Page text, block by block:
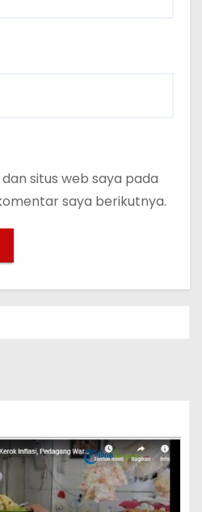
situs web saya pada
saya berikutnya.